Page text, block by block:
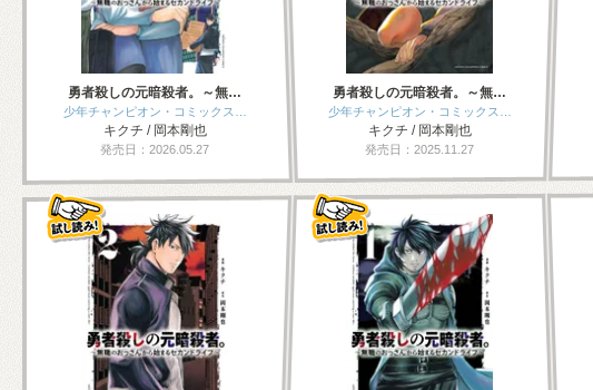
勇者殺しの元暗殺者。～無…
少年チャンピオン・コミックス…
キクチ / 岡本剛也
発売日：2026.05.27
勇者殺しの元暗殺者。～無…
少年チャンピオン・コミックス…
キクチ / 岡本剛也
発売日：2025.11.27